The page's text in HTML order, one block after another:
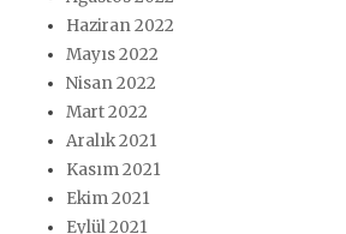
Haziran 2022
Mayıs 2022
Nisan 2022
Mart 2022
Aralık 2021
Kasım 2021
Ekim 2021
Eylül 2021